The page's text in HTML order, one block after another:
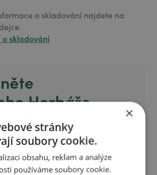
o skladování najdete na
skladování
Herbáře
přírodních složek, které
produktech. Naším Herbářem
skrze každou rostlinu a její
na vaši pokožku a zdraví.
×
stránky
soubory cookie.
obsahu, reklam a analýze
používáme soubory cookie.